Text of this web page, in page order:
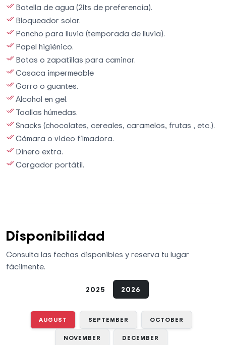
Botella de agua (2lts de preferencia).
Bloqueador solar.
Poncho para lluvia (temporada de lluvia).
Papel higiénico.
Botas o zapatillas para caminar.
Casaca impermeable
Gorro o guantes.
Alcohol en gel.
Toallas húmedas.
Snacks (chocolates, cereales, caramelos, frutas , etc.).
Cámara o video filmadora.
Dinero extra.
Cargador portátil.
Disponibilidad
Consulta las fechas disponibles y reserva tu lugar
fácilmente.
2025 2026
AUGUST SEPTEMBER OCTOBER
NOVEMBER DECEMBER